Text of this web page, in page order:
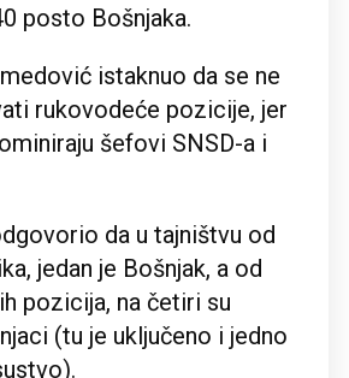
posto Bošnjaka.
istaknuo da se ne
rukovodeće pozicije, jer
šefovi SNSD-a i
da u tajništvu od
jedan je Bošnjak, a od
pozicija, na četiri su
(tu je uključeno i jedno